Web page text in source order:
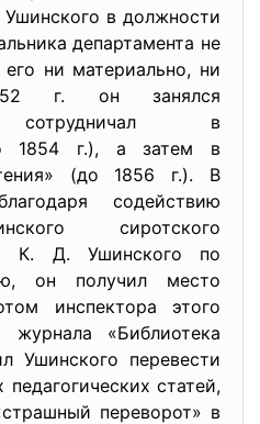
в должности
департамента не
его ни материально, ни
г. он занялся
сотрудничал в
1854 г.), а затем в
(до 1856 г.). В
содействию
сиротского
К. Д. Ушинского по
он получил место
инспектора этого
журнала «Библиотека
Ушинского перевести
педагогических статей,
переворот» в